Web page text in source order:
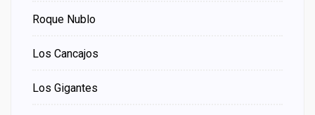
Roque Nublo
Los Cancajos
Los Gigantes